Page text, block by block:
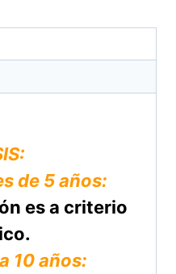
de 5 años:
es a criterio
10 años: